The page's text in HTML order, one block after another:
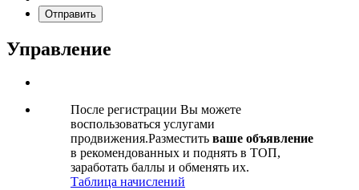
Отправить
Управление
После регистрации Вы можете
воспользоваться услугами
продвижения.Разместить ваше объявление
в рекомендованных и поднять в ТОП,
заработать баллы и обменять их.
Таблица начислений